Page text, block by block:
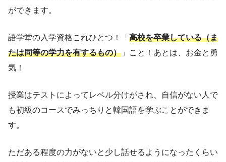
ができます。
語学堂の入学資格これひとつ！「 高校を卒業している（ま
たは同等の学力を有するもの） 」こと！あとは、お金と勇
気！
授業はテストによってレベル分けがされ、自信がない人で
も初級のコースでみっちりと韓国語を学ぶことができま
す。
ただある程度の力がないと少し話せるようになったくらい